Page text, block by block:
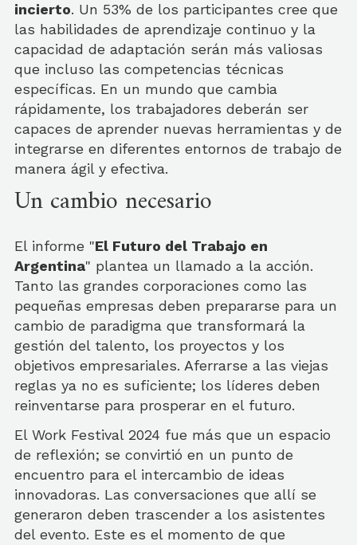
incierto. Un 53% de los participantes cree que
las habilidades de aprendizaje continuo y la
capacidad de adaptación serán más valiosas
que incluso las competencias técnicas
específicas. En un mundo que cambia
rápidamente, los trabajadores deberán ser
capaces de aprender nuevas herramientas y de
integrarse en diferentes entornos de trabajo de
manera ágil y efectiva.
Un cambio necesario
El informe "El Futuro del Trabajo en
Argentina" plantea un llamado a la acción.
Tanto las grandes corporaciones como las
pequeñas empresas deben prepararse para un
cambio de paradigma que transformará la
gestión del talento, los proyectos y los
objetivos empresariales. Aferrarse a las viejas
reglas ya no es suficiente; los líderes deben
reinventarse para prosperar en el futuro.
El Work Festival 2024 fue más que un espacio
de reflexión; se convirtió en un punto de
encuentro para el intercambio de ideas
innovadoras. Las conversaciones que allí se
generaron deben trascender a los asistentes
del evento. Este es el momento de que